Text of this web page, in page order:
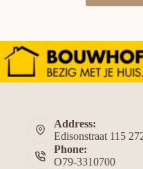
Address:
Edisonstraat 115
Phone:
O79-3310700